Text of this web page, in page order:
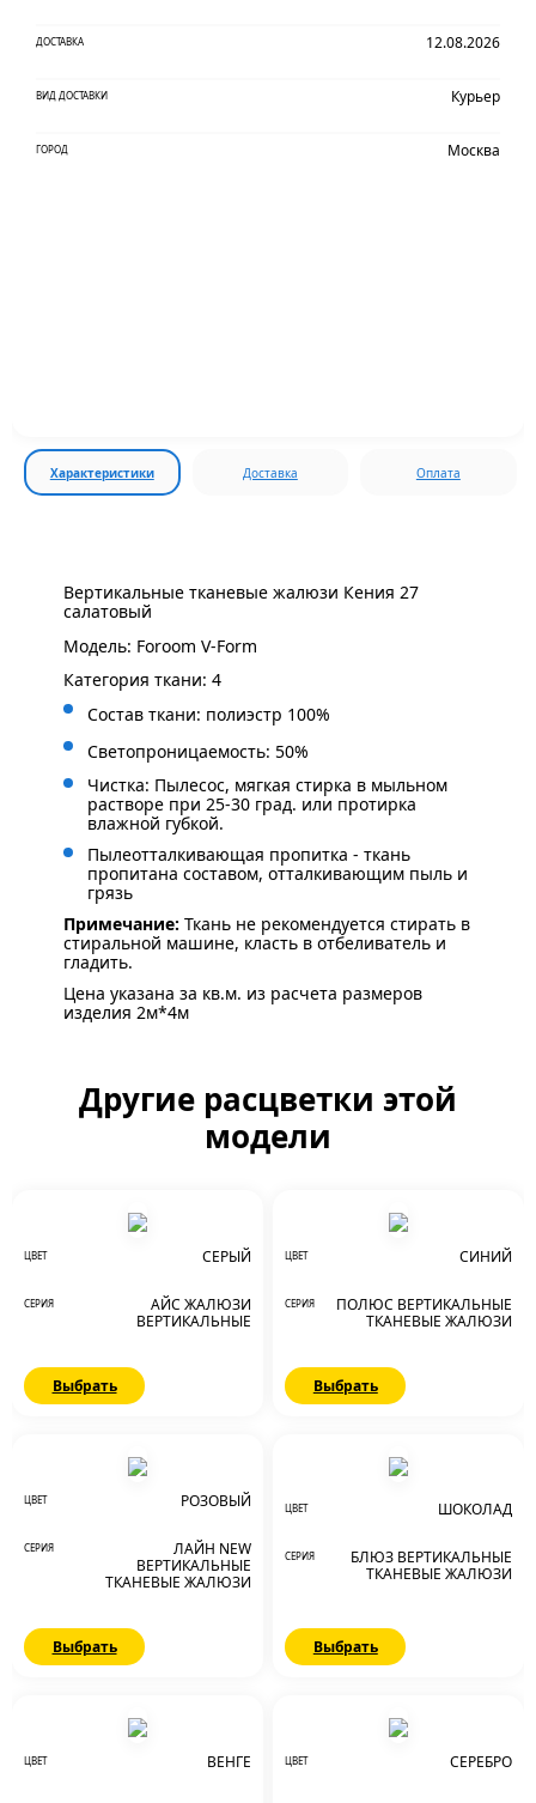
ДОСТАВКА 12.08.2026
ВИД ДОСТАВКИ Курьер
ГОРОД Москва
Характеристики Доставка Оплата
Вертикальные тканевые жалюзи Кения 27
салатовый
Модель: Foroom V-Form
Категория ткани: 4
Состав ткани: полиэстр 100%
Светопроницаемость: 50%
Чистка: Пылесос, мягкая стирка в мыльном
растворе при 25-30 град. или протирка
влажной губкой.
Пылеотталкивающая пропитка - ткань
пропитана составом, отталкивающим пыль и
грязь
Примечание: Ткань не рекомендуется стирать в
стиральной машине, класть в отбеливатель и
гладить.
Цена указана за кв.м. из расчета размеров
изделия 2м*4м
Другие расцветки этой
модели
ЦВЕТ СЕРЫЙ
СЕРИЯ
АЙС ЖАЛЮЗИ
ВЕРТИКАЛЬНЫЕ
Выбрать
ЦВЕТ СИНИЙ
СЕРИЯ
ПОЛЮС ВЕРТИКАЛЬНЫЕ
ТКАНЕВЫЕ ЖАЛЮЗИ
Выбрать
ЦВЕТ РОЗОВЫЙ
СЕРИЯ
ЛАЙН NEW
ВЕРТИКАЛЬНЫЕ
ТКАНЕВЫЕ ЖАЛЮЗИ
Выбрать
ЦВЕТ ШОКОЛАД
СЕРИЯ
БЛЮЗ ВЕРТИКАЛЬНЫЕ
ТКАНЕВЫЕ ЖАЛЮЗИ
Выбрать
ЦВЕТ ВЕНГЕ ЦВЕТ СЕРЕБРО